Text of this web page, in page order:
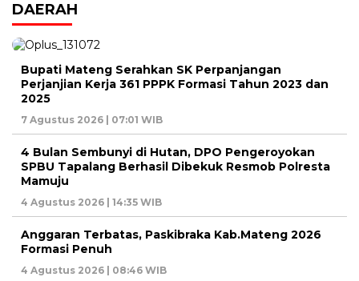
DAERAH
Bupati Mateng Serahkan SK Perpanjangan
Perjanjian Kerja 361 PPPK Formasi Tahun 2023 dan
2025
7 Agustus 2026 | 07:01 WIB
4 Bulan Sembunyi di Hutan, DPO Pengeroyokan
SPBU Tapalang Berhasil Dibekuk Resmob Polresta
Mamuju
4 Agustus 2026 | 14:35 WIB
Anggaran Terbatas, Paskibraka Kab.Mateng 2026
Formasi Penuh
4 Agustus 2026 | 08:46 WIB